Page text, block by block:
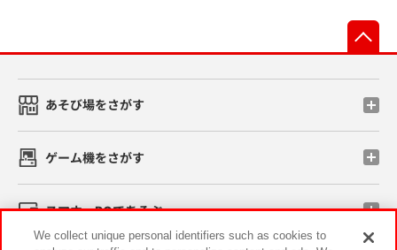
あそび場をさがす
ゲーム機をさがす
スマホ・PCであそぶ
We collect unique personal identifiers such as cookies to